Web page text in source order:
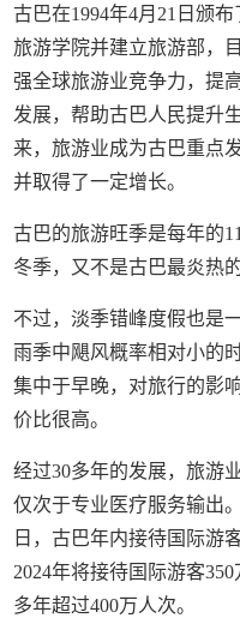
古巴在1994年4月21日颁
旅游学院并建立旅游部，
强全球旅游业竞争力，提
发展，帮助古巴人民提升
来，旅游业成为古巴重点
并取得了一定增长。
古巴的旅游旺季是每年的
冬季，又不是古巴最炎热
不过，淡季错峰度假也是
雨季中飓风概率相对小的
集中于早晚，对旅行的影
价比很高。
经过30多年的发展，旅游
仅次于专业医疗服务输出
日，古巴年内接待国际游
2024年将接待国际游客
多年超过400万人次。